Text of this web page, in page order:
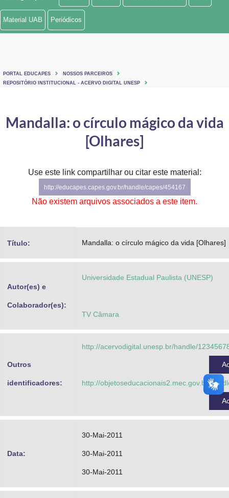
Ministério de Minas e Energia
Ministério do Turismo
Controladoria-Geral da União
Ministério da Mulher, da Família e dos Direitos Humanos
Secretaria-Geral
Advocacia-Geral da União
Banco Central do Brasil
Planalto
Material UAB Periódicos
PORTAL EDUCAPES
NOSSOS PARCEIROS
REPOSITÓRIO INSTITUCIONAL - ACERVO DIGITAL UNESP
Mandalla: o círculo mágico da vida
[Olhares]
Use este link compartilhar ou citar este material:
http://educapes.capes.gov.br/handle/capes/454167
Não existem arquivos associados a este item.
Título: Mandalla: o círculo mágico da vida [Olhares]
Autor(es) e
Colaborador(es):
Universidade Estadual Paulista (UNESP)
TV Câmara
Outros
identificadores:
http://acervodigital.unesp.br/handle/
http://objetoseducacionais2.mec.gov.br/
Data:
30-Mai-2011
30-Mai-2011
30-Mai-2011